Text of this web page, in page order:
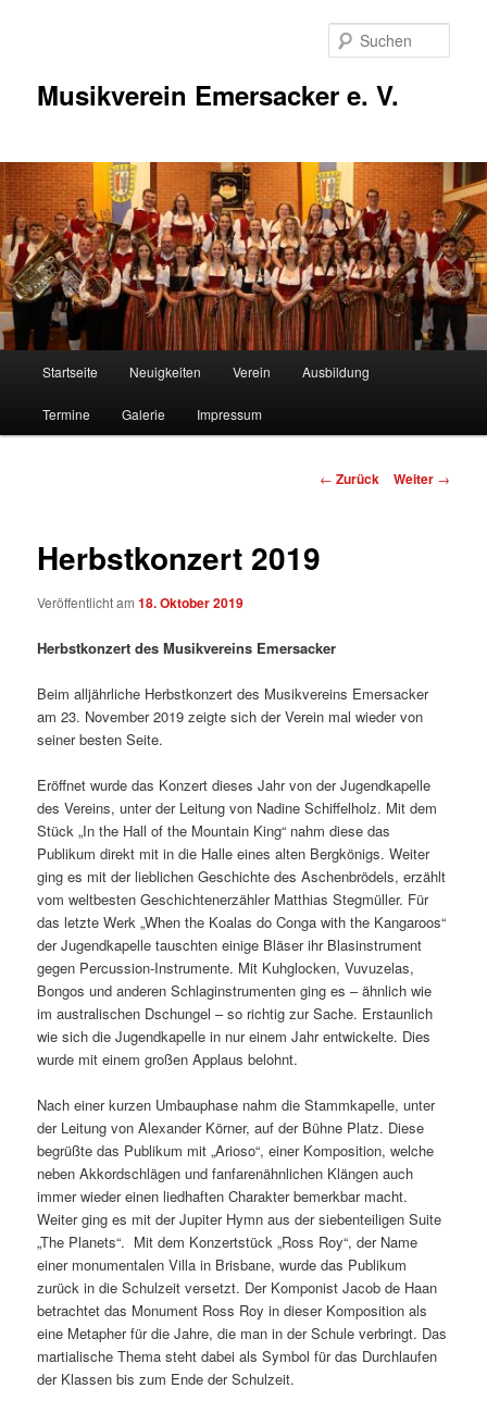
Musikverein Emersacker e. V.
Startseite Neuigkeiten Verein Ausbildung
Termine Galerie Impressum
Beitragsnavigation
← Zurück Weiter →
Herbstkonzert 2019
Veröffentlicht am18. Oktober 2019
Herbstkonzert des Musikvereins Emersacker
Beim alljährliche Herbstkonzert des Musikvereins Emersacker
am 23. November 2019 zeigte sich der Verein mal wieder von
seiner besten Seite.
Eröffnet wurde das Konzert dieses Jahr von der Jugendkapelle
des Vereins, unter der Leitung von Nadine Schiffelholz. Mit dem
Stück „In the Hall of the Mountain King“ nahm diese das
Publikum direkt mit in die Halle eines alten Bergkönigs. Weiter
ging es mit der lieblichen Geschichte des Aschenbrödels, erzählt
vom weltbesten Geschichtenerzähler Matthias Stegmüller. Für
das letzte Werk „When the Koalas do Conga with the Kangaroos“
der Jugendkapelle tauschten einige Bläser ihr Blasinstrument
gegen Percussion-Instrumente. Mit Kuhglocken, Vuvuzelas,
Bongos und anderen Schlaginstrumenten ging es – ähnlich wie
im australischen Dschungel – so richtig zur Sache. Erstaunlich
wie sich die Jugendkapelle in nur einem Jahr entwickelte. Dies
wurde mit einem großen Applaus belohnt.
Nach einer kurzen Umbauphase nahm die Stammkapelle, unter
der Leitung von Alexander Körner, auf der Bühne Platz. Diese
begrüßte das Publikum mit „Arioso“, einer Komposition, welche
neben Akkordschlägen und fanfarenähnlichen Klängen auch
immer wieder einen liedhaften Charakter bemerkbar macht.
Weiter ging es mit der Jupiter Hymn aus der siebenteiligen Suite
„The Planets“. Mit dem Konzertstück „Ross Roy“, der Name
einer monumentalen Villa in Brisbane, wurde das Publikum
zurück in die Schulzeit versetzt. Der Komponist Jacob de Haan
betrachtet das Monument Ross Roy in dieser Komposition als
eine Metapher für die Jahre, die man in der Schule verbringt. Das
martialische Thema steht dabei als Symbol für das Durchlaufen
der Klassen bis zum Ende der Schulzeit.